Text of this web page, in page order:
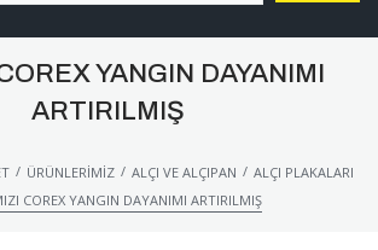
YANGIN DAYANIMI
ARTIRILMIŞ
/ ÜRÜNLERIMIZ / ALÇI VE ALÇIPAN / ALÇI PLAKALARI
COREX YANGIN DAYANIMI ARTIRILMIŞ